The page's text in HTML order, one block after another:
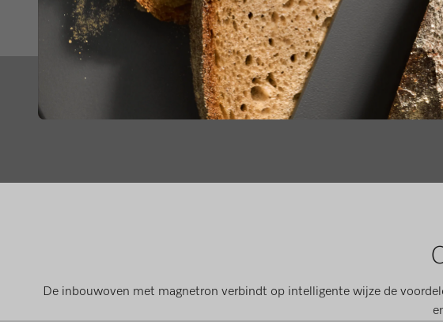
De inbouwoven met magnetron verbindt op intelligente wijze de